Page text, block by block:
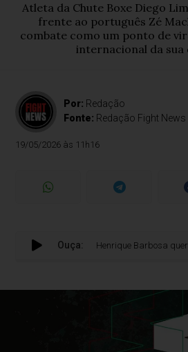
Atleta da Chute Boxe Diego
frente ao português Zé
combate como um ponto de
internacional da sua
Por: Redação
Fonte: Redação Fight News
19/05/2026 às 11h16
Ouça:
Henrique Barbosa quer